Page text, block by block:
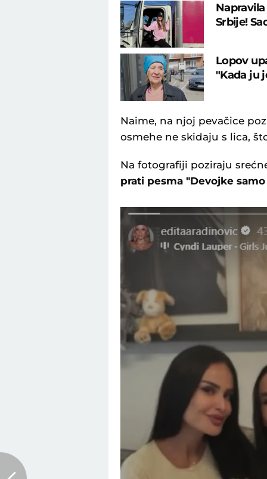
Srbije!
Lopov
"Kada ju
Naime, na njoj pevačice
osmehe ne skidaju s lica,
Na fotografiji poziraju
prati pesma "Devojke